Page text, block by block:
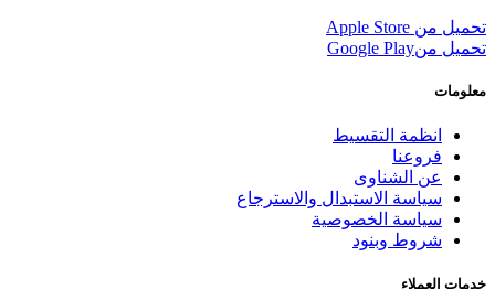
تحميل من Apple Store
تحميل منGoogle Play
معلومات
انظمة التقسيط
فروعنا
عن الشناوى
سياسة الاستبدال والاسترجاع
سياسة الخصوصية
شروط وبنود
خدمات العملاء